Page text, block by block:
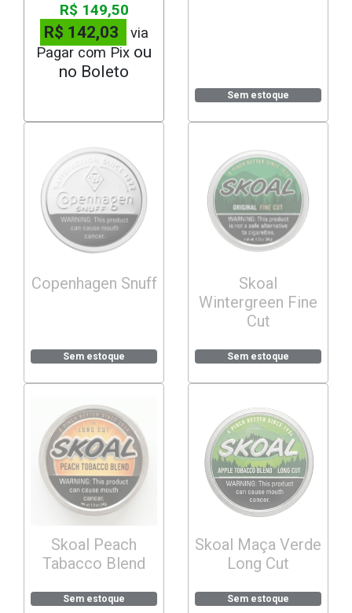
R$ 149,50
R$ 142,03
via
Pagar com Pix
Sem estoque
Copenhagen Snuff
Sem estoque
Skoal
Wintergreen Fine
Cut
Sem estoque
Skoal Peach
Tabacco Blend
Sem estoque
Skoal Maça Verde
Long Cut
Sem estoque